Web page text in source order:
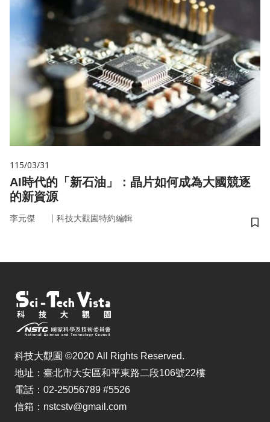
115/03/31
AI時代的「新石油」：晶片如何成為大國競逐
的新資源
李元傑 ｜ 科技大觀園特約編輯
儲
科技大觀園 ©2020 All Rights Reserved.
地址：臺北市大安區和平東路二段106號22樓
電話：02-25056789 #5526
信箱：nstcstv@gmail.com